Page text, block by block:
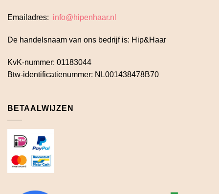
Emailadres: info@hipenhaar.nl
De handelsnaam van ons bedrijf is: Hip&Haar
KvK-nummer: 01183044
Btw-identificatienummer: NL001438478B70
BETAALWIJZEN